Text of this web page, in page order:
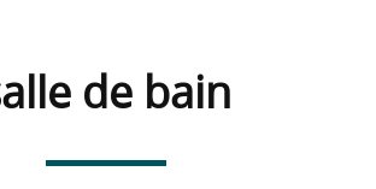
de bain